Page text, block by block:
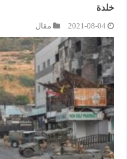
خلدة
2021-08-04 مقال